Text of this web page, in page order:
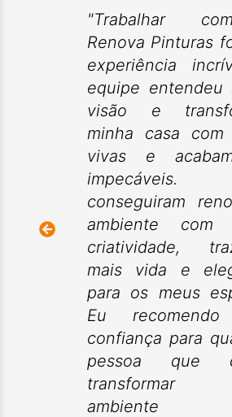
"Trabalhar
Renova Pinturas
experiência
equipe entendeu
visão e
minha casa com
vivas e
impecáveis.
conseguiram
ambiente com
criatividade,
mais vida e
para os meus
Eu
confiança para
pessoa que
transformar
ambiente